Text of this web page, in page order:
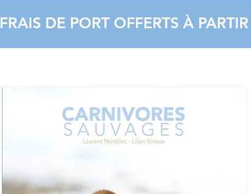
FRAIS DE PORT OFFERTS À